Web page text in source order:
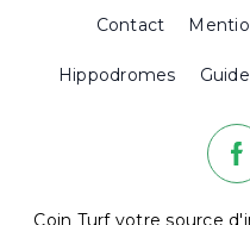
Contact
Hippodromes